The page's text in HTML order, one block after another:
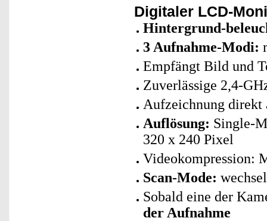
Digitaler LCD-
Hintergrund-
3 Aufnahme-Modi:
Empfängt Bild und
Zuverlässige 2,4-
Aufzeichnung direkt
Auflösung: Single-
320 x 240 Pixel
Videokompression:
Scan-Mode:
Sobald eine der
der Aufnahme